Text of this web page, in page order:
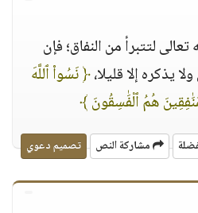
لتتبرأ من النفاق؛ فإن
يذكره إلا قليلا،﴿ نَسُوا۟ ٱللَّهَ
هُمُ ٱلْفَٰسِقُونَ ﴾
مشاركة النص تصميم دعوي